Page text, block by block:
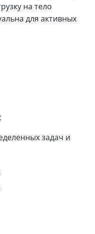
на тело
для активных
задач и